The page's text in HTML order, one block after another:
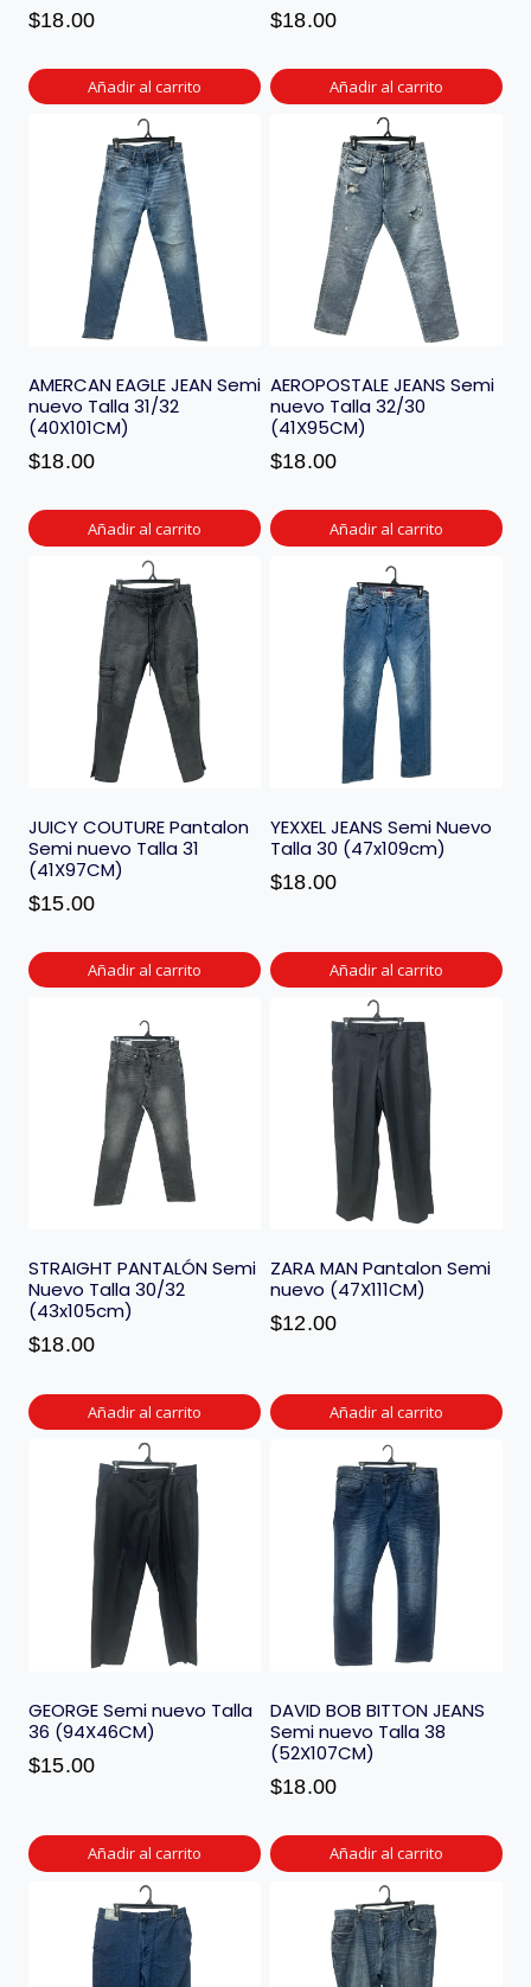
$18.00
Añadir al carrito
$18.00
Añadir al carrito
AMERCAN EAGLE JEAN Semi
nuevo Talla 31/32
(40X101CM)
$18.00
Añadir al carrito
AEROPOSTALE JEANS Semi
nuevo Talla 32/30
(41X95CM)
$18.00
Añadir al carrito
JUICY COUTURE Pantalon
Semi nuevo Talla 31
(41X97CM)
$15.00
Añadir al carrito
YEXXEL JEANS Semi Nuevo
Talla 30 (47x109cm)
$18.00
Añadir al carrito
STRAIGHT PANTALÓN Semi
Nuevo Talla 30/32
(43x105cm)
$18.00
Añadir al carrito
ZARA MAN Pantalon Semi
nuevo (47X111CM)
$12.00
Añadir al carrito
GEORGE Semi nuevo Talla
36 (94X46CM)
$15.00
Añadir al carrito
DAVID BOB BITTON JEANS
Semi nuevo Talla 38
(52X107CM)
$18.00
Añadir al carrito